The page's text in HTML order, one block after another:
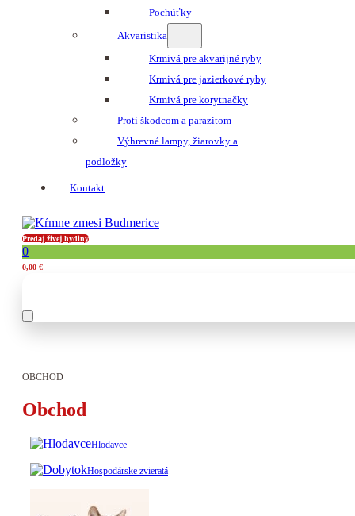
Pochúťky
Akvaristika
Krmivá pre akvarijné ryby
Krmivá pre jazierkové ryby
Krmivá pre korytnačky
Proti škodcom a parazitom
Výhrevné lampy, žiarovky a
podložky
Kontakt
Predaj živej hydiny
0
0,00 €
OBCHOD
Obchod
Hlodavce
Hospodárske zvieratá